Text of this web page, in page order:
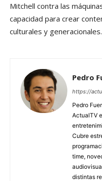
Mitchell contra las
capacidad para crear
culturales y generacionales.
Pedro
https://
Pedro
ActualTV
Cubre
time,
distintas